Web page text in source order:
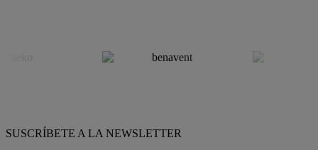
SUSCRÍBETE A LA NEWSLETTER